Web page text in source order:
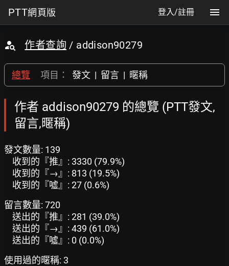
PTT網頁版 登入/註冊
作者查詢 / addison90279
總覽 項目： 發文 | 留言 | 暱稱
作者 addison90279 的總覽 (PTT發文,
留言,暱稱)
發文數量: 139
收到的『推』: 3330 (79.9%)
收到的『→』: 813 (19.5%)
收到的『噓』: 27 (0.6%)
留言數量: 720
送出的『推』: 281 (39.0%)
送出的『→』: 439 (61.0%)
送出的『噓』: 0 (0.0%)
使用過的暱稱: 3